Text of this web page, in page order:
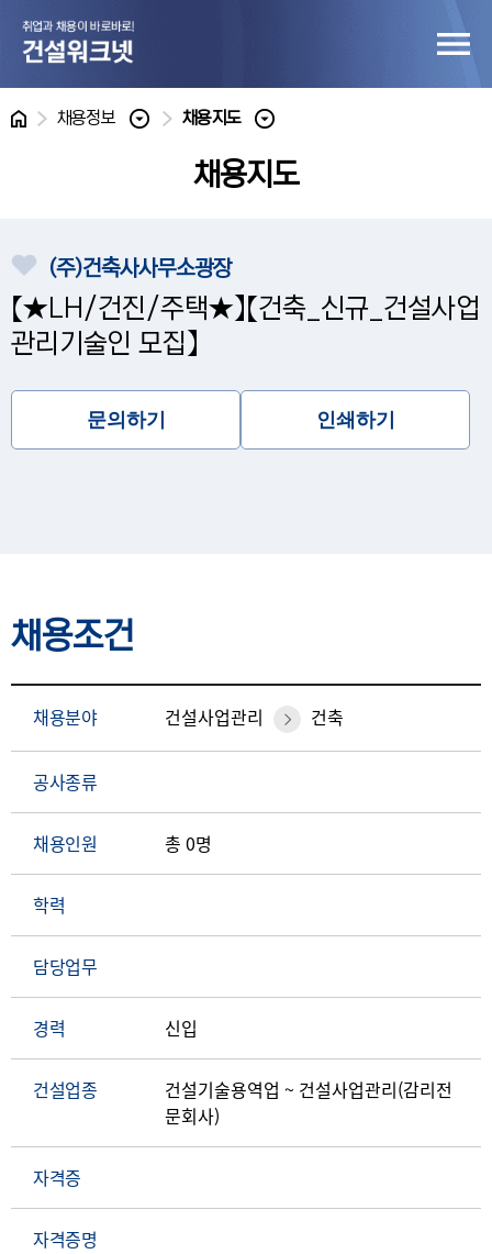
홈 채용정보 채용지도
채용지도
(주)건축사사무소광장
【★LH/건진/주택★】【건축_신규_건설사업
관리기술인 모집】
문의하기 인쇄하기
채용조건
채용분야 건설사업관리 건축
공사종류
채용인원 총 0명
학력
담당업무
경력 신입
건설업종
건설기술용역업 ~ 건설사업관리(감리전
문회사)
자격증
자격증명